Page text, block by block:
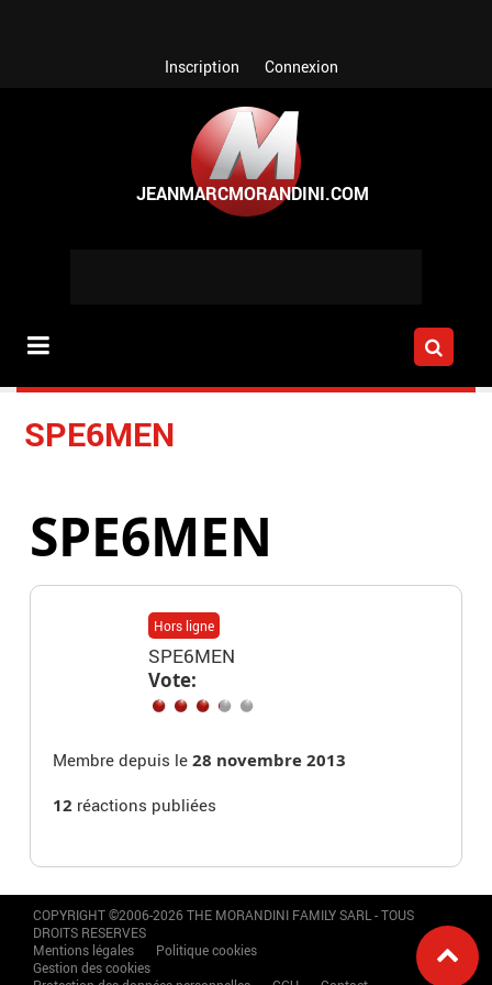
Inscription Connexion
SPE6MEN
SPE6MEN
Hors ligne
SPE6MEN
Vote:
Membre depuis le28 novembre 2013
12 réactions publiées
COPYRIGHT ©2006-2026 THE MORANDINI FAMILY SARL - TOUS
DROITS RESERVES
Mentions légales
Politique cookies
Gestion des cookies